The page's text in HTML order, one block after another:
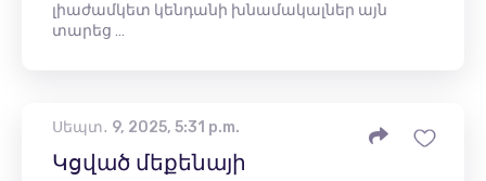
լիաժամկետ կենդանի խնամակալներ այն
տարեց …
Սեպտ․ 9, 2025, 5:31 p.m.
Կցված մեքենայի